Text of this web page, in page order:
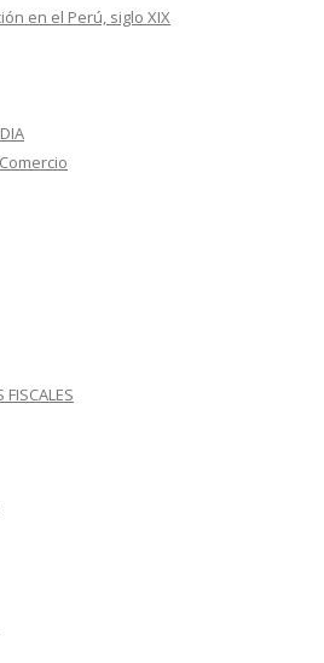
en el Perú, siglo XIX
FISCALES